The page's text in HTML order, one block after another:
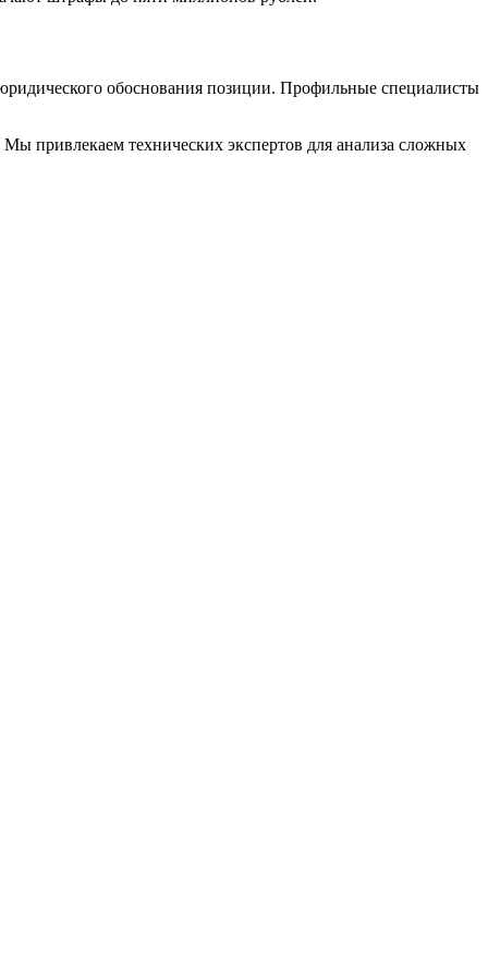
юридического обоснования позиции. Профильные специалисты
привлекаем технических экспертов для анализа сложных